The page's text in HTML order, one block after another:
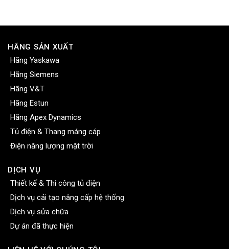
HÃNG SẢN XUẤT
Hãng Yaskawa
Hãng Siemens
Hãng V&T
Hãng Estun
Hãng Apex Dynamics
Tủ điện & Thang máng cáp
Điện năng lượng mặt trời
DỊCH VỤ
Thiết kế & Thi công tủ điện
Dịch vụ cải tạo nâng cấp hệ thống
Dịch vụ sửa chữa
Dự án đã thực hiện